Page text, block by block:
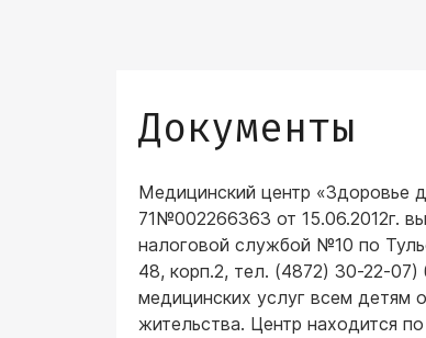
Документы
Медицинский центр
71№002266363 от 15.06.2012г.
налоговой службой №10 по
48, корп.2, тел. (4872) 30-22-
медицинских услуг всем детям
жительства. Центр находится